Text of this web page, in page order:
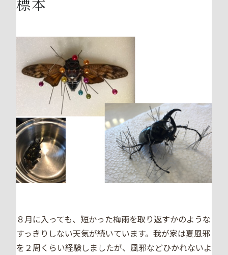
標本
８月に入っても、短かった梅雨を取り返すかのような
すっきりしない天気が続いています。我が家は夏風邪
を２周くらい経験しましたが、風邪などひかれないよ